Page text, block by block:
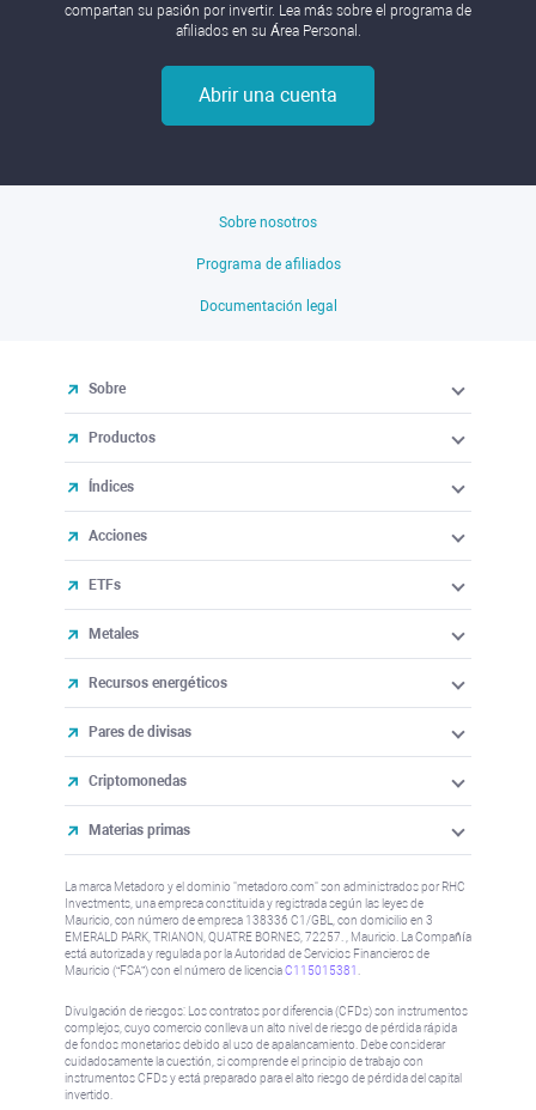
compartan su pasión por invertir. Lea más sobre el programa de
afiliados en su Área Personal.
Abrir una cuenta
Sobre nosotros
Programa de afiliados
Documentación legal
Sobre
Productos
Índices
Acciones
ETFs
Metales
Recursos energéticos
Pares de divisas
Criptomonedas
Materias primas
La marca Metadoro y el dominio "metadoro.com" son administrados por RHC
Investments, una empresa constituida y registrada según las leyes de
Mauricio, con número de empresa 138336 C1/GBL, con domicilio en 3
EMERALD PARK, TRIANON, QUATRE BORNES, 72257. , Mauricio. La Compañía
está autorizada y regulada por la Autoridad de Servicios Financieros de
Mauricio (“FSA”) con el número de licenciaC115015381
Divulgación de riesgos: Los contratos por diferencia (CFDs) son instrumentos
complejos, cuyo comercio conlleva un alto nivel de riesgo de pérdida rápida
de fondos monetarios debido al uso de apalancamiento. Debe considerar
cuidadosamente la cuestión, si comprende el principio de trabajo con
instrumentos CFDs y está preparado para el alto riesgo de pérdida del capital
invertido.